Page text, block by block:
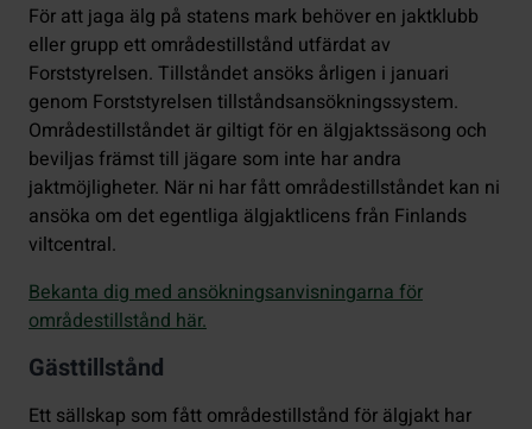
För att jaga älg på statens mark behöver en jaktklubb
eller grupp ett områdestillstånd utfärdat av
Forststyrelsen. Tillståndet ansöks årligen i januari
genom Forststyrelsen tillståndsansökningssystem.
Områdestillståndet är giltigt för en älgjaktssäsong och
beviljas främst till jägare som inte har andra
jaktmöjligheter. När ni har fått områdestillståndet kan ni
ansöka om det egentliga älgjaktlicens från Finlands
viltcentral.
Bekanta dig med ansökningsanvisningarna för
områdestillstånd här.
Gästtillstånd
Ett sällskap som fått områdestillstånd för älgjakt har